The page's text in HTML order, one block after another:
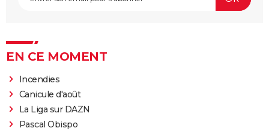
EN CE MOMENT
Incendies
Canicule d'août
La Liga sur DAZN
Pascal Obispo